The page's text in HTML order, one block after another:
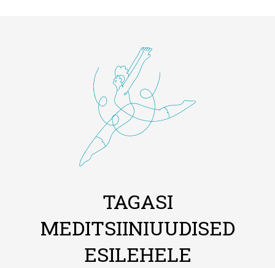
TAGASI
MEDITSIINIUUDISED
ESILEHELE